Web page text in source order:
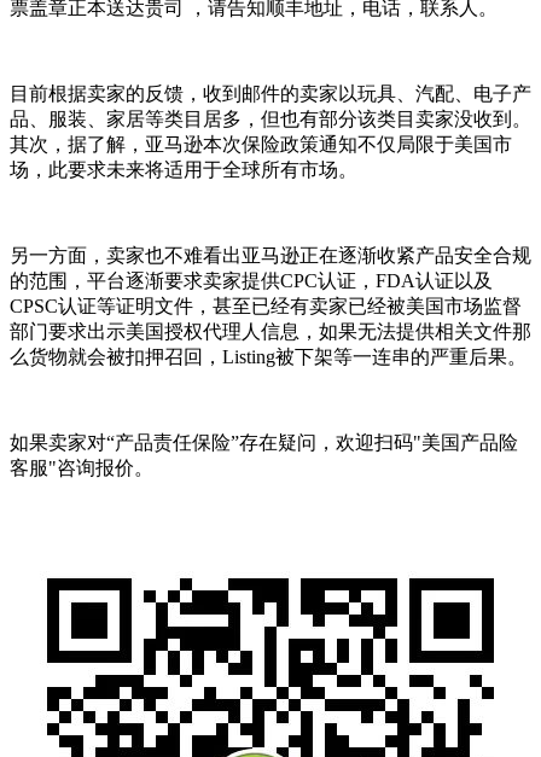
票盖章正本送达贵司 ，请告知顺丰地址，电话，联系人。
目前根据卖家的反馈，收到邮件的卖家以玩具、汽配、电子产
品、服装、家居等类目居多，但也有部分该类目卖家没收到。
其次，据了解，亚马逊本次保险政策通知不仅局限于美国市
场，此要求未来将适用于全球所有市场。
另一方面，卖家也不难看出亚马逊正在逐渐收紧产品安全合规
的范围，平台逐渐要求卖家提供CPC认证，FDA认证以及
CPSC认证等证明文件，甚至已经有卖家已经被美国市场监督
部门要求出示美国授权代理人信息，如果无法提供相关文件那
么货物就会被扣押召回，Listing被下架等一连串的严重后果。
如果卖家对“产品责任保险”存在疑问，欢迎扫码"美国产品险
客服"咨询报价。